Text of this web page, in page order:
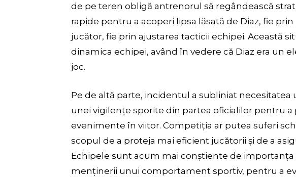
de pe teren obligă antrenorul să regândească
rapide pentru a acoperi lipsa lăsată de Diaz, fie
jucător, fie prin ajustarea tacticii echipei. Această
dinamica echipei, având în vedere că Diaz era un
joc.
Pe de altă parte, incidentul a subliniat necesitatea
unei vigilențe sporite din partea oficialilor pentru a
evenimente în viitor. Competiția ar putea suferi
scopul de a proteja mai eficient jucătorii și de a
Echipele sunt acum mai conștiente de importanța
menținerii unui comportament sportiv, pentru a